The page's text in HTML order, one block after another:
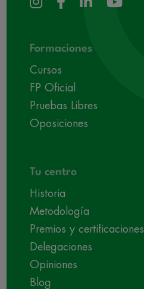
Formaciones
Cursos
FP Oficial
Pruebas Libres
Oposiciones
Tu centro
Historia
Metodología
Premios y certificaciones
Delegaciones
Opiniones
Blog